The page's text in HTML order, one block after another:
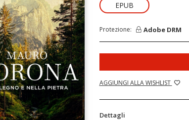
EPUB
Protezione: Adobe DRM
AGGIUNGI ALLA WISHLIST
Dettagli